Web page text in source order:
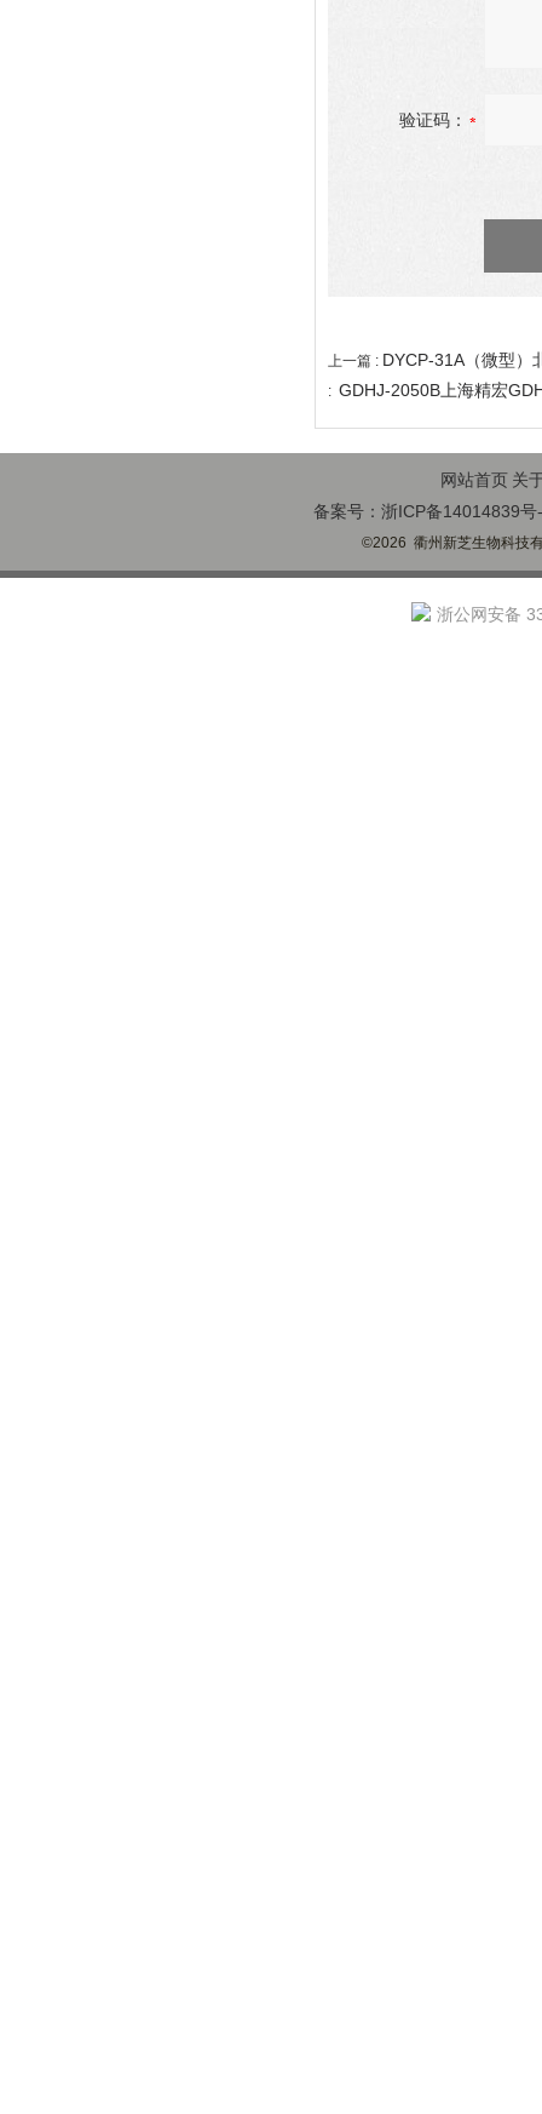
验证码：
上一篇 : DYCP-31A（微型）
: GDHJ-2050B上海精宏
网站首页 关
备案号：浙ICP备14014839号
©2026 衢州新芝生物科技
浙公网安备